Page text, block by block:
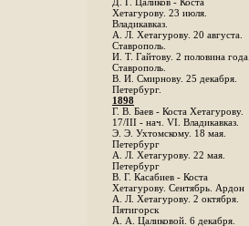
Д. Г. Цаликов - Коста
Хетагурову. 23 июля.
Владикавказ.
А. Л. Хетагурову. 20 августа.
Ставрополь.
И. Т. Гайтову. 2 половина года.
Ставрополь.
В. И. Смирнову. 25 декабря.
Петербург.
1898
Г. В. Баев - Коста Хетагурову.
17/III - нач. VI. Владикавказ.
Э. Э. Ухтомскому. 18 мая.
Петербург
A. Л. Хетагурову. 22 мая.
Петербург
B. Г. Касабиев - Коста
Хетагурову. Сентябрь. Ардон
А. Л. Хетагурову. 2 октября.
Пятигорск
А. А. Цаликовой. 6 декабря.